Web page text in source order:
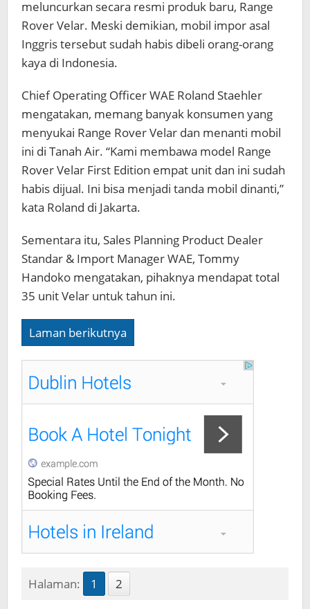
meluncurkan secara resmi produk baru, Range
Rover Velar. Meski demikian, mobil impor asal
Inggris tersebut sudah habis dibeli orang-orang
kaya di Indonesia.
Chief Operating Officer WAE Roland Staehler
mengatakan, memang banyak konsumen yang
menyukai Range Rover Velar dan menanti mobil
ini di Tanah Air. “Kami membawa model Range
Rover Velar First Edition empat unit dan ini sudah
habis dijual. Ini bisa menjadi tanda mobil dinanti,”
kata Roland di Jakarta.
Sementara itu, Sales Planning Product Dealer
Standar & Import Manager WAE, Tommy
Handoko mengatakan, pihaknya mendapat total
35 unit Velar untuk tahun ini.
Laman berikutnya
Halaman: 1 2